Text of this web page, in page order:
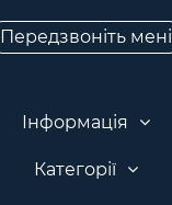
Передзвоніть мені
Інформація
Категорії